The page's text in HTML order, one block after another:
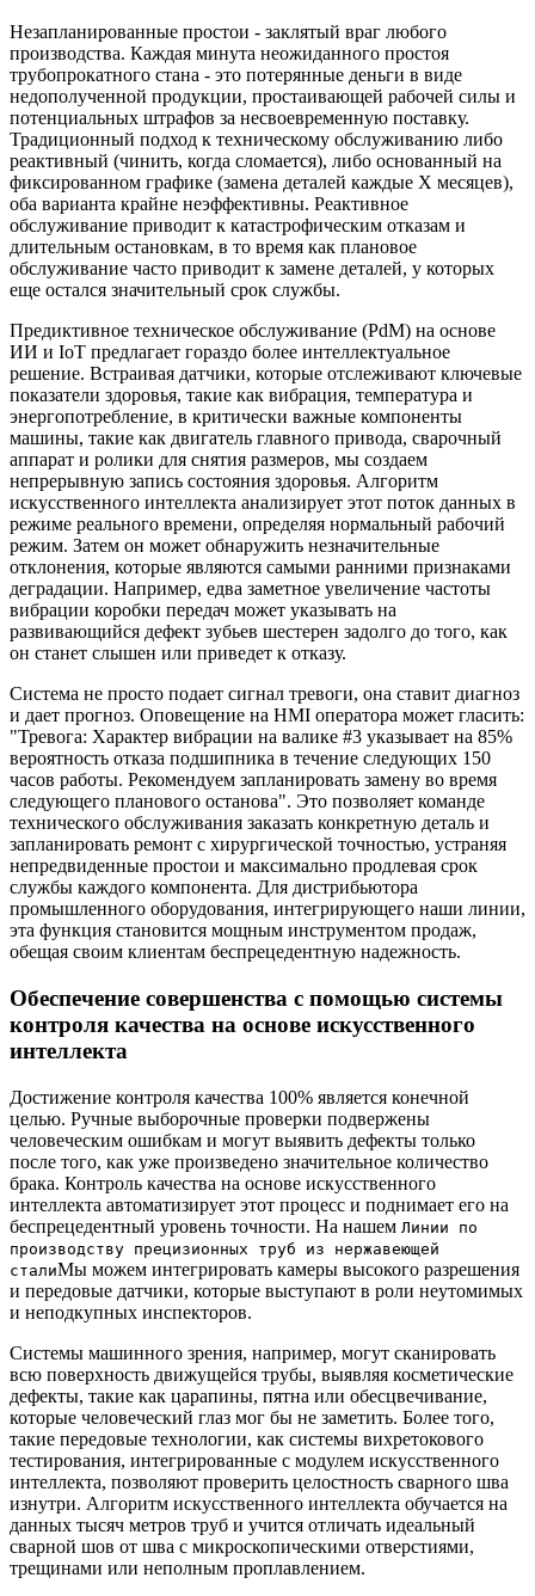
Незапланированные простои - заклятый враг любого
производства. Каждая минута неожиданного простоя
трубопрокатного стана - это потерянные деньги в виде
недополученной продукции, простаивающей рабочей силы и
потенциальных штрафов за несвоевременную поставку.
Традиционный подход к техническому обслуживанию либо
реактивный (чинить, когда сломается), либо основанный на
фиксированном графике (замена деталей каждые X месяцев),
оба варианта крайне неэффективны. Реактивное
обслуживание приводит к катастрофическим отказам и
длительным остановкам, в то время как плановое
обслуживание часто приводит к замене деталей, у которых
еще остался значительный срок службы.
Предиктивное техническое обслуживание (PdM) на основе
ИИ и IoT предлагает гораздо более интеллектуальное
решение. Встраивая датчики, которые отслеживают ключевые
показатели здоровья, такие как вибрация, температура и
энергопотребление, в критически важные компоненты
машины, такие как двигатель главного привода, сварочный
аппарат и ролики для снятия размеров, мы создаем
непрерывную запись состояния здоровья. Алгоритм
искусственного интеллекта анализирует этот поток данных в
режиме реального времени, определяя нормальный рабочий
режим. Затем он может обнаружить незначительные
отклонения, которые являются самыми ранними признаками
деградации. Например, едва заметное увеличение частоты
вибрации коробки передач может указывать на
развивающийся дефект зубьев шестерен задолго до того, как
он станет слышен или приведет к отказу.
Система не просто подает сигнал тревоги, она ставит диагноз
и дает прогноз. Оповещение на HMI оператора может гласить:
"Тревога: Характер вибрации на валике #3 указывает на 85%
вероятность отказа подшипника в течение следующих 150
часов работы. Рекомендуем запланировать замену во время
следующего планового останова". Это позволяет команде
технического обслуживания заказать конкретную деталь и
запланировать ремонт с хирургической точностью, устраняя
непредвиденные простои и максимально продлевая срок
службы каждого компонента. Для дистрибьютора
промышленного оборудования, интегрирующего наши линии,
эта функция становится мощным инструментом продаж,
обещая своим клиентам беспрецедентную надежность.
Обеспечение совершенства с помощью системы
контроля качества на основе искусственного
интеллекта
Достижение контроля качества 100% является конечной
целью. Ручные выборочные проверки подвержены
человеческим ошибкам и могут выявить дефекты только
после того, как уже произведено значительное количество
брака. Контроль качества на основе искусственного
интеллекта автоматизирует этот процесс и поднимает его на
беспрецедентный уровень точности. На нашем Линии по
производству прецизионных труб из нержавеющей
сталиМы можем интегрировать камеры высокого разрешения
и передовые датчики, которые выступают в роли неутомимых
и неподкупных инспекторов.
Системы машинного зрения, например, могут сканировать
всю поверхность движущейся трубы, выявляя косметические
дефекты, такие как царапины, пятна или обесцвечивание,
которые человеческий глаз мог бы не заметить. Более того,
такие передовые технологии, как системы вихретокового
тестирования, интегрированные с модулем искусственного
интеллекта, позволяют проверить целостность сварного шва
изнутри. Алгоритм искусственного интеллекта обучается на
данных тысяч метров труб и учится отличать идеальный
сварной шов от шва с микроскопическими отверстиями,
трещинами или неполным проплавлением.